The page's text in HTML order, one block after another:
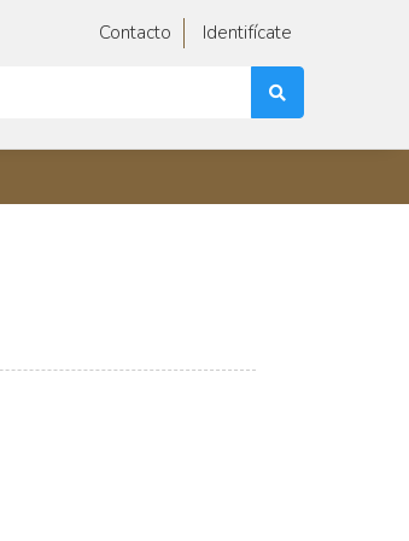
Contacto Identifícate